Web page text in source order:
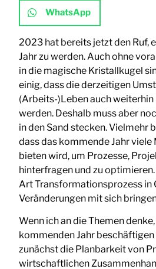
WhatsApp
2023 hat bereits jetzt den Ruf,
Jahr zu werden. Auch ohne
in die magische Kristallkugel
einig, dass die derzeitigen
(Arbeits-)Leben auch
werden. Deshalb muss aber
in den Sand stecken. Vielmehr
dass das kommende Jahr
bieten wird, um Prozesse,
hinterfragen und zu
Art Transformationsprozess in
Veränderungen mit sich
Wenn ich an die Themen
kommenden Jahr beschäftigen
zunächst die Planbarkeit von
wirtschaftlichen